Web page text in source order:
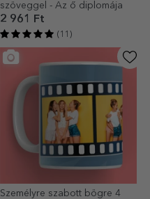
szöveggel - Az ő diplomája
2 961 Ft
(11)
Személyre szabott bögre 4